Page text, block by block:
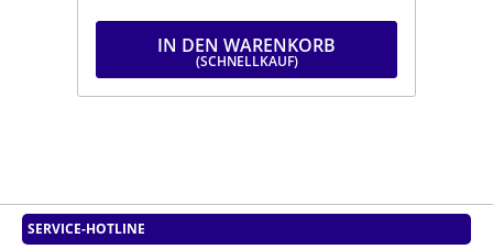
IN DEN WARENKORB
SERVICE-HOTLINE